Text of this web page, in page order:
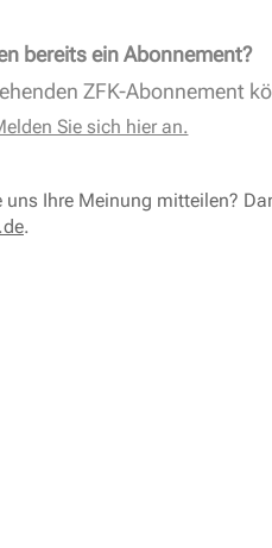
bereits ein Abonnement?
ZFK-Abonnement
Sie sich hier an.
uns Ihre Meinung mitteilen?
.